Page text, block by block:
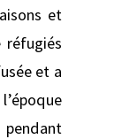
et
et a